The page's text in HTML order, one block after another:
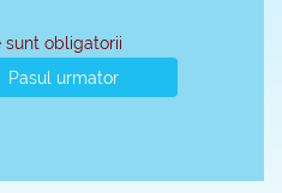
obligatorii
Pasul urmator